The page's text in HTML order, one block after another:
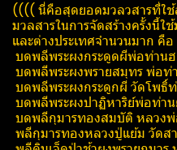
(((( นี่คือสุดยอดมวลวสารที่ใ
มวลสารในการจัดสร้างครั้งนี้ใ
และต่างประเทศจำนวนมาก คือ
บดพลีพระผงกระดูดผีพ่อท่านฮ
บดพลีพระผงพรายสมุทร​ พ่อท่
บดพลีพระผงกระดูกผี วัดโพธิ์​
บดพลีพระผงปาฏิหาริย์​พ่อท่า
บดพลีกุมารทองสมบัติ​ หลวง
พลีกุมารทองหลวงปู่แย้ม วัดส